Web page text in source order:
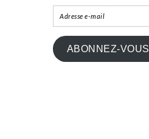
ABONNEZ-VOUS